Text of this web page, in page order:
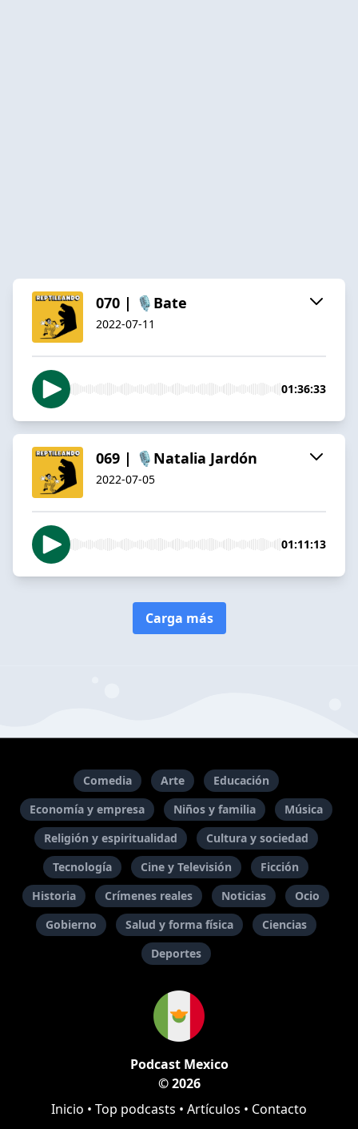
070 | 🎙️Bate
2022-07-11
01:36:33
069 | 🎙️Natalia Jardón
2022-07-05
01:11:13
Carga más
Comedia Arte
Educación
Economía y empresa
Niños y familia
Música
Religión y espiritualidad
Cultura y sociedad
Tecnología
Cine y Televisión
Ficción
Historia
Crímenes reales Noticias
Ocio
Gobierno
Salud y forma física
Ciencias
Deportes
Podcast Mexico
© 2026
Inicio • Top podcasts • Artículos • Contacto